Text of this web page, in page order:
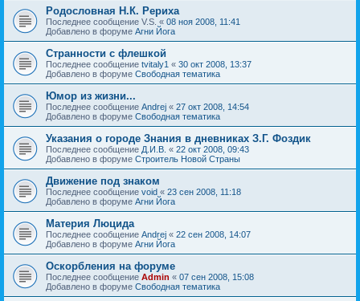
Родословная Н.К. Рериха
Последнее сообщение V.S. « 08 ноя 2008, 11:41
Добавлено в форуме Агни Йога
Странности с флешкой
Последнее сообщение tvitaly1 « 30 окт 2008, 13:37
Добавлено в форуме Свободная тематика
Юмор из жизни...
Последнее сообщение Andrej « 27 окт 2008, 14:54
Добавлено в форуме Свободная тематика
Указания о городе Знания в дневниках З.Г. Фоздик
Последнее сообщение Д.И.В. « 22 окт 2008, 09:43
Добавлено в форуме Строитель Новой Страны
Движение под знаком
Последнее сообщение void « 23 сен 2008, 11:18
Добавлено в форуме Агни Йога
Материя Люцида
Последнее сообщение Andrej « 22 сен 2008, 14:07
Добавлено в форуме Агни Йога
Оскорбления на форуме
Последнее сообщение Admin « 07 сен 2008, 15:08
Добавлено в форуме Свободная тематика